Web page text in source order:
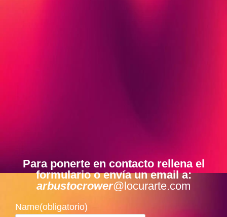
Para ponerte en contacto rellena el
formulario o envía un email a:
arbustocrower@locurarte.com
Name(obligatorio)